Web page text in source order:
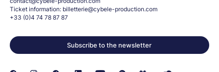
Ticket information: billetterie@cybele-production.com
+33 (0)4 74 78 87 87
Subscribe to the newsletter